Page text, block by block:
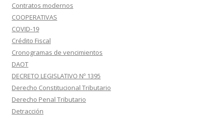
Contratos modernos
COOPERATIVAS
COVID-19
Crédito Fiscal
Cronogramas de vencimientos
DAOT
DECRETO LEGISLATIVO Nº 1395
Derecho Constitucional Tributario
Derecho Penal Tributario
Detracción